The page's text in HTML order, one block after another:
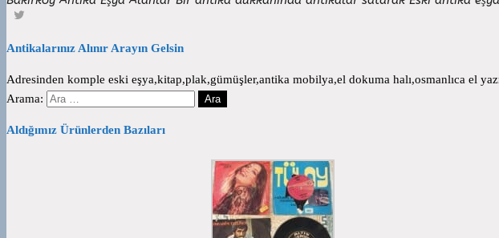
Antikalarınız Alınır Arayın Gelsin
Adresinden komple eski eşya,kitap,plak,gümüşler,antika mobilya,el dokuma halı,osmanlıca el
Arama:
Aldığımız Ürünlerden Bazıları